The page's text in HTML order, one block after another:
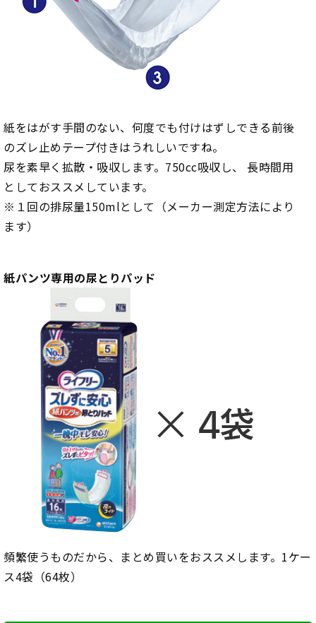
紙をはがす手間のない、何度でも付けはずしできる前後
のズレ止めテープ付きはうれしいですね。
尿を素早く拡散・吸収します。750cc吸収し、 長時間用
としておススメしています。
※１回の排尿量150mlとして（メーカー測定方法により
ます）
紙パンツ専用の尿とりパッド
頻繁使うものだから、まとめ買いをおススメします。1ケー
ス4袋（64枚）